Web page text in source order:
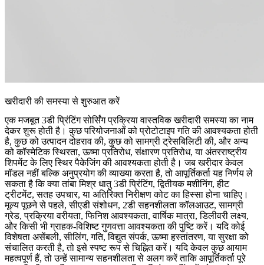
खरीदारी की समस्या से शुरुआत करें
एक मजबूत 3डी प्रिंटिंग सोर्सिंग प्रक्रिया वास्तविक खरीदारी समस्या का नाम
देकर शुरू होती है। कुछ परियोजनाओं को प्रोटोटाइप गति की आवश्यकता होती
है, कुछ को उत्पादन दोहराव की, कुछ को सामग्री ट्रेसबिलिटी की, और अन्य
को कॉस्मेटिक स्थिरता, ऊष्मा प्रतिरोध, संक्षारण प्रतिरोध, या अंतरराष्ट्रीय
शिपमेंट के लिए स्थिर पैकेजिंग की आवश्यकता होती है। जब खरीदार केवल
मॉडल नहीं बल्कि अनुप्रयोग की व्याख्या करता है, तो आपूर्तिकर्ता यह निर्णय ले
सकता है कि क्यातांबा मिश्र धातु 3डी प्रिंटिंग, द्वितीयक मशीनिंग, हीट
ट्रीटमेंट, सतह उपचार, या अतिरिक्त निरीक्षण कोट का हिस्सा होना चाहिए।
मूल्य पूछने से पहले, सीएडी संशोधन, 2डी सहनशीलता कॉलआउट, सामग्री
ग्रेड, प्रक्रिया वरीयता, फिनिश आवश्यकता, वार्षिक मात्रा, डिलीवरी लक्ष्य,
और किसी भी ग्राहक-विशिष्ट गुणवत्ता आवश्यकता की पुष्टि करें। यदि कोई
विशेषता असेंबली, सीलिंग, गति, विद्युत संपर्क, ऊष्मा हस्तांतरण, या सुरक्षा को
संचालित करती है, तो इसे स्पष्ट रूप से चिह्नित करें। यदि केवल कुछ आयाम
महत्वपूर्ण हैं, तो उन्हें सामान्य सहनशीलता से अलग करें ताकि आपूर्तिकर्ता पूरे